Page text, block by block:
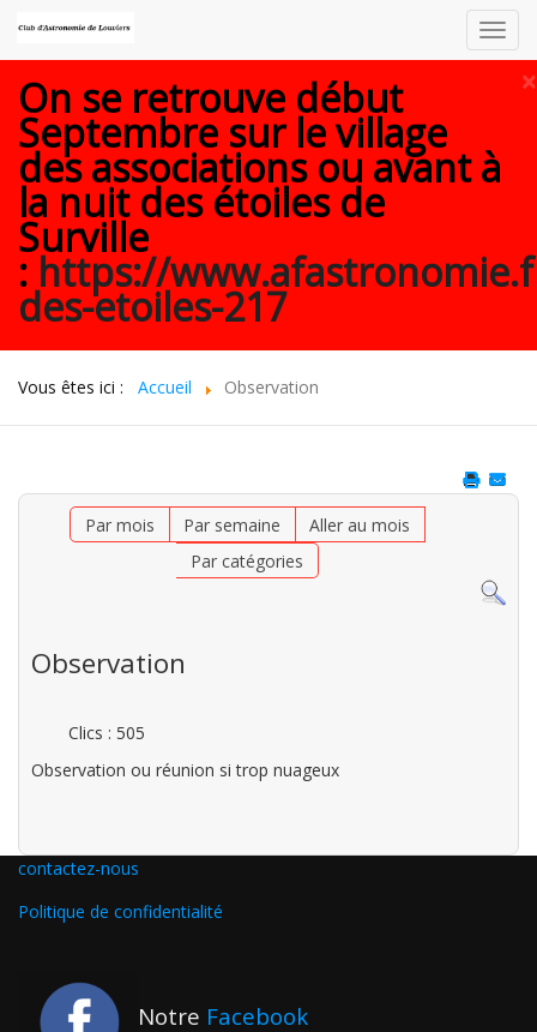
×
On se retrouve début
Septembre sur le village
des associations ou avant à
la nuit des étoiles de
Surville
: https://
des-etoiles-217
Vous êtes ici : Accueil Observation
Par mois Par semaine
Aller au mois
Par catégories
Observation
Clics : 505
Observation ou réunion si trop nuageux
contactez-nous
Politique de confidentialité
Notre Facebook